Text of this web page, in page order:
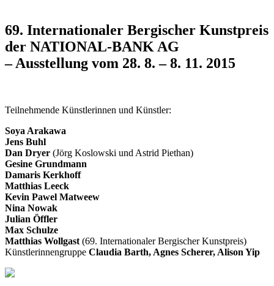
69. Internationaler Bergischer Kunstpreis
der NATIONAL-BANK AG
– Ausstellung vom 28. 8. – 8. 11. 2015
Teilnehmende Künstlerinnen und Künstler:
Soya Arakawa
Jens Buhl
Dan Dryer (Jörg Koslowski und Astrid Piethan)
Gesine Grundmann
Damaris Kerkhoff
Matthias Leeck
Kevin Pawel Matweew
Nina Nowak
Julian Öffler
Max Schulze
Matthias Wollgast (69. Internationaler Bergischer Kunstpreis)
Künstlerinnengruppe Claudia Barth, Agnes Scherer, Alison Yip